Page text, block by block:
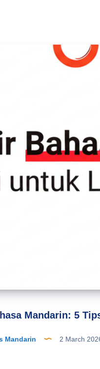
Mandarin: 5
Mandarin 2 March